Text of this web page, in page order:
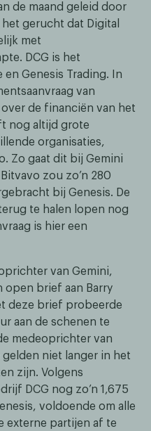
de maand geleid door
gerucht dat Digital
met
DCG is het
Genesis Trading. In
van
de financiën van het
nog altijd grote
organisaties,
Zo gaat dit bij Gemini
zou zo’n 280
bij Genesis. De
te halen lopen nog
is hier een
van Gemini,
open brief aan Barry
deze brief probeerde
aan de schenen te
medeoprichter van
niet langer in het
zijn. Volgens
DCG nog zo’n 1,675
voldoende om alle
externe partijen af te